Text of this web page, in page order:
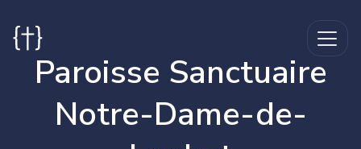
Paroisse Sanctuaire
Notre-Dame-de-